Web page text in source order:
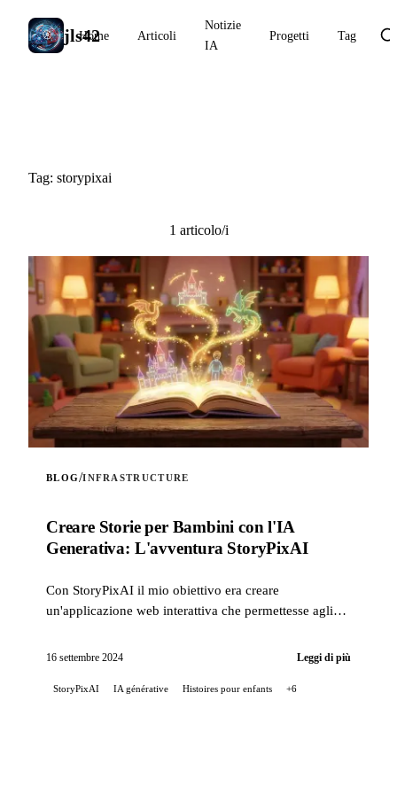
jls42
Home Articoli
Notizie
IA
Progetti Tag
Tag: storypixai
1 articolo/i
BLOG/INFRASTRUCTURE
Creare Storie per Bambini con l'IA
Generativa: L'avventura StoryPixAI
Con StoryPixAI il mio obiettivo era creare
un'applicazione web interattiva che permettesse agli
16 settembre 2024 Leggi di più
StoryPixAI IA générative Histoires pour enfants +6